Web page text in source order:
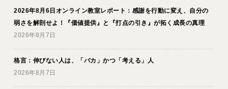
2026年8月6日オンライン教室レポート：感謝を行動に変え、自分の
弱さを解剖せよ！『価値提供』と『打点の引き』が拓く成長の真理
2026年8月7日
格言：伸びない人は、「バカ」かつ「考える」人
2026年8月7日